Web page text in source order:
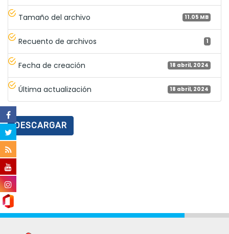
Tamaño del archivo 11.05 MB
Recuento de archivos 1
Fecha de creación 18 abril, 2024
Última actualización 18 abril, 2024
DESCARGAR